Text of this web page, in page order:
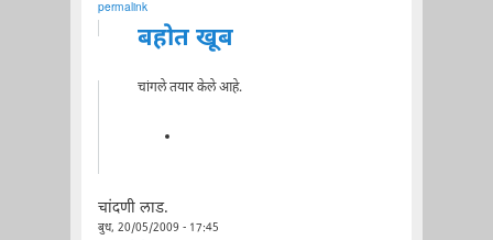
permalink
बहोत खूब
चांगले तयार केले आहे.
चांदणी लाड.
बुध, 20/05/2009 - 17:45